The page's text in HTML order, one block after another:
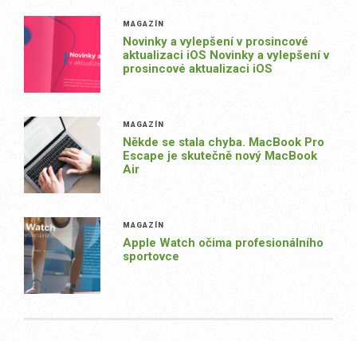
MAGAZÍN
Novinky a vylepšení v prosincové
aktualizaci iOS Novinky a vylepšení v
prosincové aktualizaci iOS
MAGAZÍN
Někde se stala chyba. MacBook Pro
Escape je skutečně nový MacBook
Air
MAGAZÍN
Apple Watch očima profesionálního
sportovce